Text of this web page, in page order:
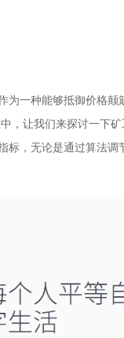
为一种能够抵御价格
，让我们来探讨一下
标，无论是通过算法调